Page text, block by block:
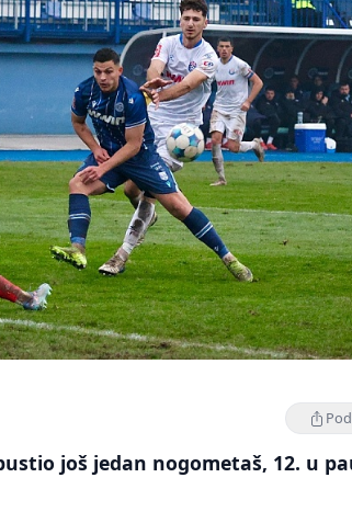
još jedan nogometaš, 12. u